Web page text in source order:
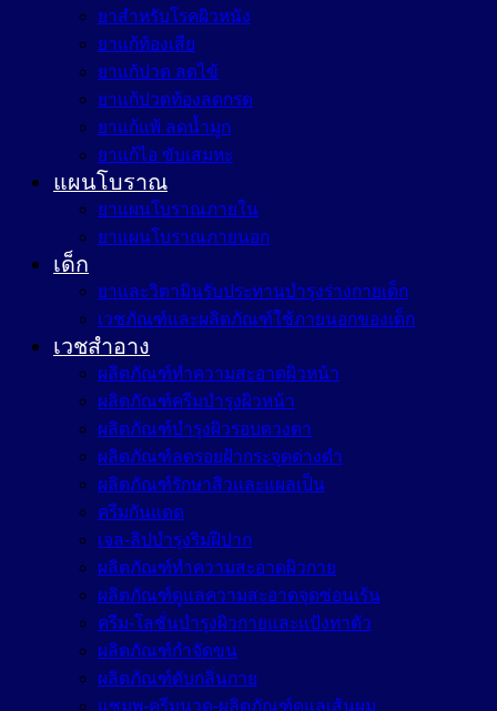
ยาสำหรับโรคผิวหนัง
ยาแก้ท้องเสีย
ยาแก้ปวด ลดไข้
ยาแก้ปวดท้องลดกรด
ยาแก้แพ้ ลดน้ำมูก
ยาแก้ไอ ขับเสมหะ
แผนโบราณ
ยาแผนโบราณภายใน
ยาแผนโบราณภายนอก
เด็ก
ยาและวิตามินรับประทานบำรุงร่างกายเด็ก
เวชภัณฑ์และผลิตภัณฑ์ใช้ภายนอกของเด็ก
เวชสำอาง
ผลิตภัณฑ์ทำความสะอาดผิวหน้า
ผลิตภัณฑ์ครีมบำรุงผิวหน้า
ผลิตภัณฑ์บำรุงผิวรอบดวงตา
ผลิตภัณฑ์ลดรอยฝ้ากระจุดด่างดำ
ผลิตภัณฑ์รักษาสิวและแผลเป็น
ครีมกันแดด
เจล-ลิปบำรุงริมฝีปาก
ผลิตภัณฑ์ทำความสะอาดผิวกาย
ผลิตภัณฑ์ดูแลความสะอาดจุดซ่อนเร้น
ครีม-โลชั่นบำรุงผิวกายและแป้งทาตัว
ผลิตภัณฑ์กำจัดขน
ผลิตภัณฑ์ดับกลิ่นกาย
แชมพู-ครีมนวด-ผลิตภัณฑ์ดูแลเส้นผม